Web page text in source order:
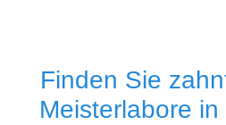
Finden Sie
Meisterlabore